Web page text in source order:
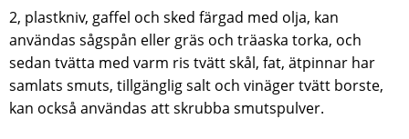
2, plastkniv, gaffel och sked färgad med olja, kan
användas sågspån eller gräs och träaska torka, och
sedan tvätta med varm ris tvätt skål, fat, ätpinnar har
samlats smuts, tillgänglig salt och vinäger tvätt borste,
kan också användas att skrubba smutspulver.